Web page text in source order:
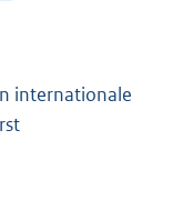
internationale